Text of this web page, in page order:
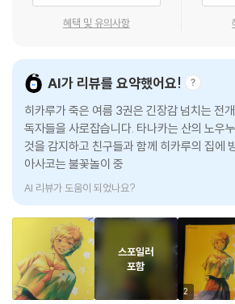
혜택 및 유의사항
AI가 리뷰를 요약했어요!
히카루가 죽은 여름 3권은 긴장감 넘치는 전
독자들을 사로잡습니다. 타나카는 산의 노우
것을 감지하고 친구들과 함께 히카루의 집에
아사코는 불꽃놀이 중 단둘이 있게 되고, 아사
재임을
AI 리뷰가 도움이 되었나요?
스포일러